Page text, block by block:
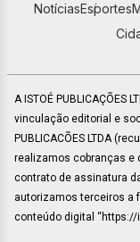
NotíciasEsportes
A ISTOÉ PUBLICAÇÕES
vinculação editorial e
PUBLICACÕES LTDA
realizamos cobranças e
contrato de assinatura
autorizamos terceiros a
conteúdo digital